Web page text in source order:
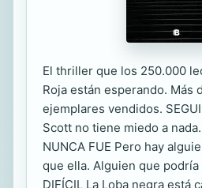
El thriller que los 250.000
Roja están esperando. Más
ejemplares vendidos.
Scott no tiene miedo a
NUNCA FUE Pero hay
que ella. Alguien que podría
DIFÍCIL La Loba negra está